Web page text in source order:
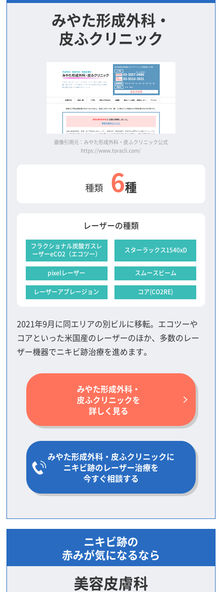
みやた形成外科・
皮ふクリニック
画像引用元：みやた形成外科・皮ふクリニック公式
https://www.toracli.com/
種類 6種
レーザーの種類
フラクショナル炭酸ガスレ
ーザーeCO2（エコツー）
スターラックス1540xD
pixelレーザー スムースビーム
レーザーアブレージョン コア(CO2RE)
2021年9月に同エリアの別ビルに移転。エコツーや
コアといった米国産のレーザーのほか、多数のレー
ザー機器でニキビ跡治療を進めます。
みやた形成外科・
皮ふクリニックを
詳しく見る
みやた形成外科・皮ふクリニックに
ニキビ跡のレーザー治療を
今すぐ相談する
ニキビ跡の
赤みが気になるなら
美容皮膚科